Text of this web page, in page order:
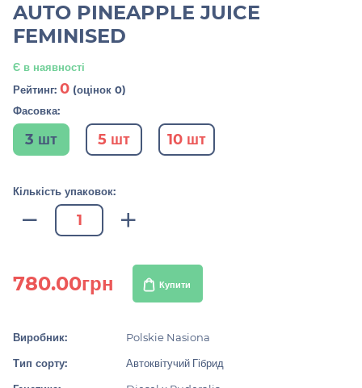
AUTO PINEAPPLE JUICE
FEMINISED
Є в наявності
Рейтинг: 0 (оцінок 0)
Фасовка:
3 шт 5 шт 10 шт
Кількість упаковок:
780.00грн Купити
Виробник:
Polskie Nasiona
Тип сорту:
Автоквітучий Гібрид